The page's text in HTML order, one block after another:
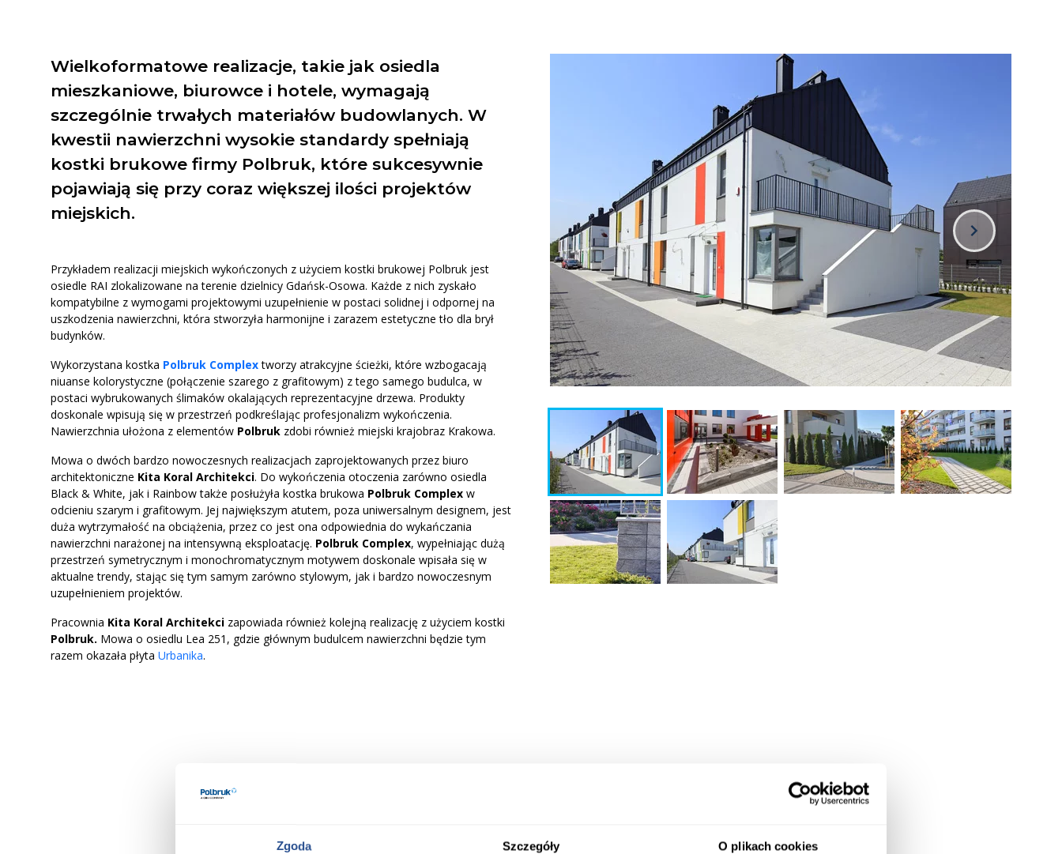
Zgoda Szczegóły O plikach cookies
Kostki Przemysłowe i
Ażurowe
Kostka Ażurowa Triada Retencja+
Płyta Betonowa Astro
Płyta Betonowa Bosso Mezzo
Płyty Tarasowe
Kostka Brukowa Toledo
Płyta Betonowa Astro
Płyta Betonowa Bosso Mezzo
Pozostałe...
Wielkoformatowe realizacje, takie jak osiedla
mieszkaniowe, biurowce i hotele, wymagają
szczególnie trwałych materiałów budowlanych. W
kwestii nawierzchni wysokie standardy spełniają
kostki brukowe firmy Polbruk, które sukcesywnie
pojawiają się przy coraz większej ilości projektów
miejskich.
Przykładem realizacji miejskich wykończonych z użyciem kostki brukowej Polbruk jest
osiedle RAI zlokalizowane na terenie dzielnicy Gdańsk-Osowa. Każde z nich zyskało
kompatybilne z wymogami projektowymi uzupełnienie w postaci solidnej i odpornej na
uszkodzenia nawierzchni, która stworzyła harmonijne i zarazem estetyczne tło dla brył
budynków.
Wykorzystana kostka Polbruk Complextworzy atrakcyjne ścieżki, które wzbogacają
niuanse kolorystyczne (połączenie szarego z grafitowym) z tego samego budulca, w
postaci wybrukowanych ślimaków okalających reprezentacyjne drzewa. Produkty
doskonale wpisują się w przestrzeń podkreślając profesjonalizm wykończenia.
Nawierzchnia ułożona z elementów Polbruk zdobi również miejski krajobraz Krakowa.
Mowa o dwóch bardzo nowoczesnych realizacjach zaprojektowanych przez biuro
architektoniczne Kita Koral Architekci. Do wykończenia otoczenia zarówno osiedla
Black & White, jak i Rainbow także posłużyła kostka brukowa Polbruk Complex w
odcieniu szarym i grafitowym. Jej największym atutem, poza uniwersalnym designem, jest
duża wytrzymałość na obciążenia, przez co jest ona odpowiednia do wykańczania
nawierzchni narażonej na intensywną eksploatację. Polbruk Complex, wypełniając dużą
przestrzeń symetrycznym i monochromatycznym motywem doskonale wpisała się w
aktualne trendy, stając się tym samym zarówno stylowym, jak i bardzo nowoczesnym
uzupełnieniem projektów.
Pracownia Kita Koral Architekci zapowiada również kolejną realizację z użyciem kostki
Polbruk. Mowa o osiedlu Lea 251, gdzie głównym budulcem nawierzchni będzie tym
razem okazała płyta Urbanika.